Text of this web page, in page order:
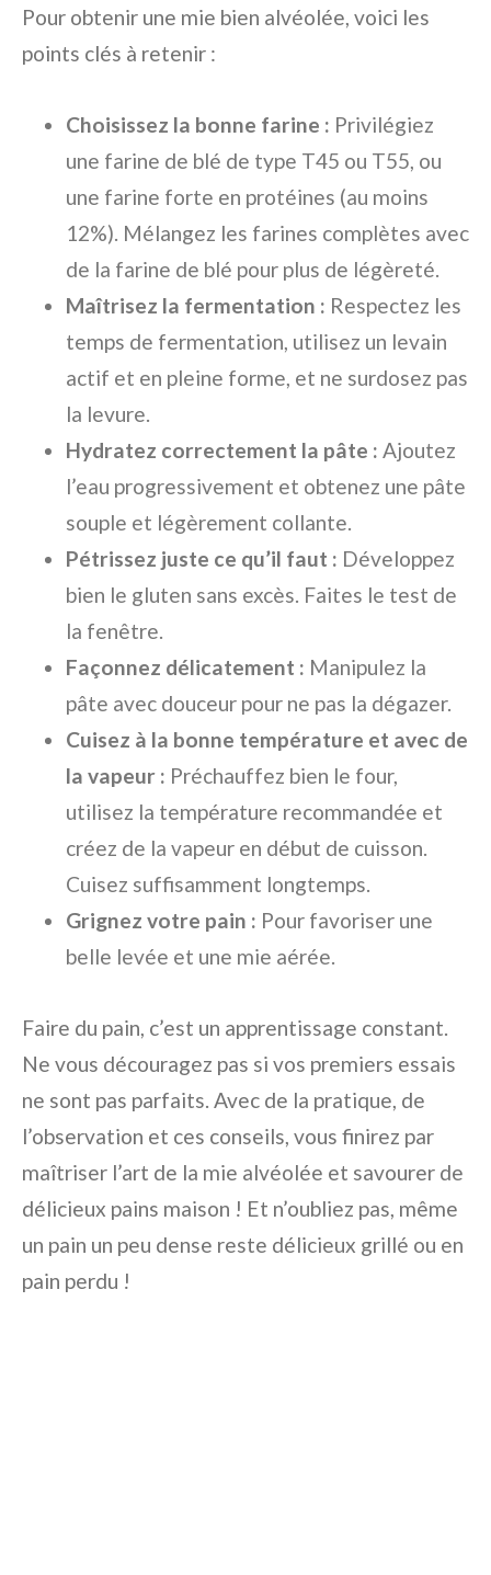
Pour obtenir une mie bien alvéolée, voici les
points clés à retenir :
Choisissez la bonne farine : Privilégiez
une farine de blé de type T45 ou T55, ou
une farine forte en protéines (au moins
12%). Mélangez les farines complètes avec
de la farine de blé pour plus de légèreté.
Maîtrisez la fermentation : Respectez les
temps de fermentation, utilisez un levain
actif et en pleine forme, et ne surdosez pas
la levure.
Hydratez correctement la pâte : Ajoutez
l’eau progressivement et obtenez une pâte
souple et légèrement collante.
Pétrissez juste ce qu’il faut : Développez
bien le gluten sans excès. Faites le test de
la fenêtre.
Façonnez délicatement : Manipulez la
pâte avec douceur pour ne pas la dégazer.
Cuisez à la bonne température et avec de
la vapeur : Préchauffez bien le four,
utilisez la température recommandée et
créez de la vapeur en début de cuisson.
Cuisez suffisamment longtemps.
Grignez votre pain : Pour favoriser une
belle levée et une mie aérée.
Faire du pain, c’est un apprentissage constant.
Ne vous découragez pas si vos premiers essais
ne sont pas parfaits. Avec de la pratique, de
l’observation et ces conseils, vous finirez par
maîtriser l’art de la mie alvéolée et savourer de
délicieux pains maison ! Et n’oubliez pas, même
un pain un peu dense reste délicieux grillé ou en
pain perdu !